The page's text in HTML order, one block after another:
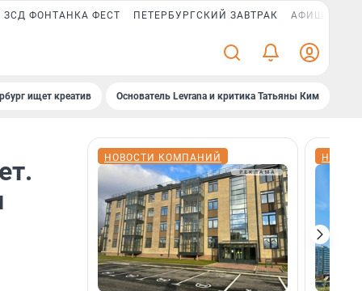
ЗСД ФОНТАНКА ФЕСТ ПЕТЕРБУРГСКИЙ ЗАВТРАК АФИША PLUS
ищет креатив Основатель Levrana и критика Татьяны Ким
НОВОСТИ КОМПАНИЙ